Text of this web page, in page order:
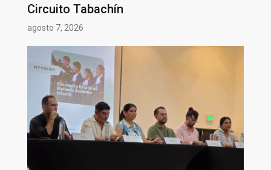
Circuito Tabachín
agosto 7, 2026